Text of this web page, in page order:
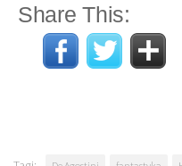
Share This: